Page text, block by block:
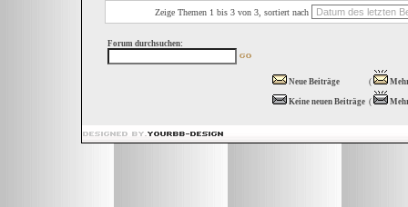
Zeige Themen 1 bis 3 von 3, sortiert nach
Forum durchsuchen:
Neue Beiträge (
Keine neuen Beiträge (